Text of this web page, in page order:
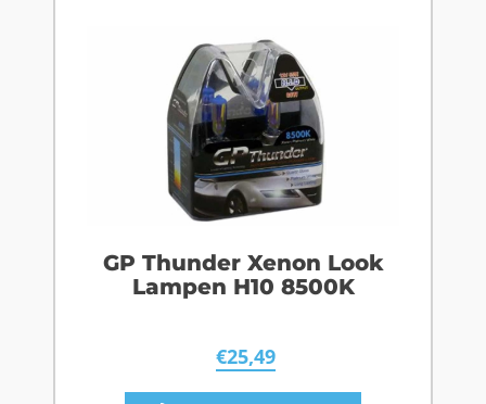
GP Thunder Xenon Look
Lampen H10 8500K
€25,49